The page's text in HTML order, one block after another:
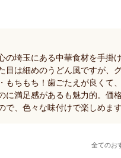
の埼玉にある中華食材を手掛
目は細めのうどん風ですが、
もちもち！歯ごたえが良くて
に満足感があるも魅力的。
で、色々な味付けで楽しめます
全てのお